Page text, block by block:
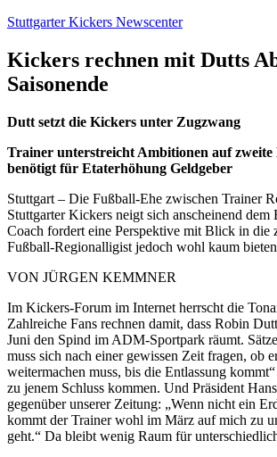
Zum
springen
Stuttgarter Kickers Newscenter
Kickers rechnen mit Dutts
Saisonende
Dutt setzt die Kickers unter Zugzwang
Trainer unterstreicht Ambitionen auf zweite
benötigt für Etaterhöhung Geldgeber
Stuttgart – Die Fußball-Ehe zwischen Trainer
Stuttgarter Kickers neigt sich anscheinend dem
Coach fordert eine Perspektive mit Blick in die
Fußball-Regionalligist jedoch wohl kaum
VON JÜRGEN KEMMNER
Im Kickers-Forum im Internet herrscht die
Zahlreiche Fans rechnen damit, dass Robin
Juni den Spind im ADM-Sportpark räumt.
muss sich nach einer gewissen Zeit fragen, ob
weitermachen muss, bis die Entlassung
zu jenem Schluss kommen. Und Präsident
gegenüber unserer Zeitung: „Wenn nicht ein
kommt der Trainer wohl im März auf mich zu
geht.“ Da bleibt wenig Raum für